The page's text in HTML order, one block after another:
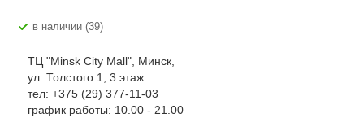
В наличии (39)
ТЦ "Minsk City Mall", Минск,
ул. Толстого 1, 3 этаж
тел: +375 (29) 377-11-03
график работы: 10.00 - 21.00